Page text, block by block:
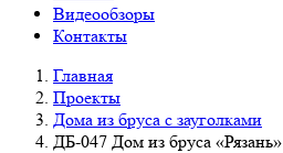
Видеообзоры
Контакты
Главная
Проекты
Дома из бруса с зауголками
ДБ-047 Дом из бруса «Рязань»